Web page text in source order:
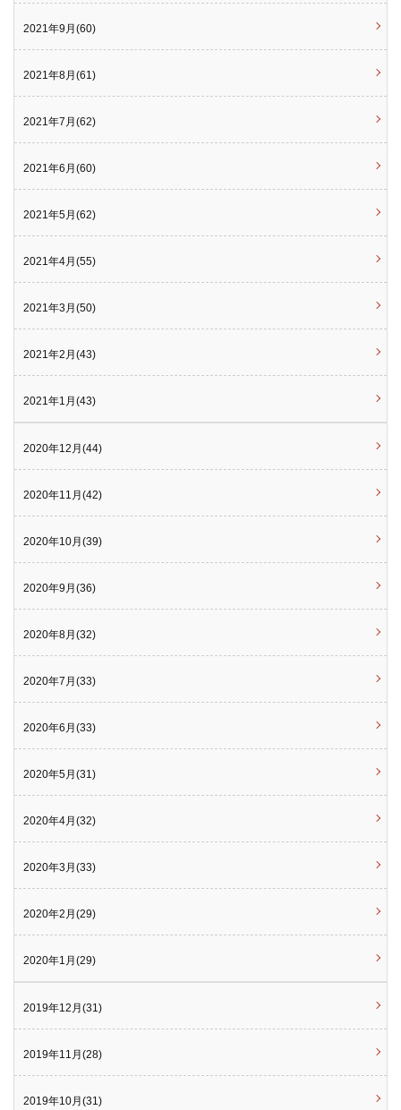
2021年9月(60)
2021年8月(61)
2021年7月(62)
2021年6月(60)
2021年5月(62)
2021年4月(55)
2021年3月(50)
2021年2月(43)
2021年1月(43)
2020年12月(44)
2020年11月(42)
2020年10月(39)
2020年9月(36)
2020年8月(32)
2020年7月(33)
2020年6月(33)
2020年5月(31)
2020年4月(32)
2020年3月(33)
2020年2月(29)
2020年1月(29)
2019年12月(31)
2019年11月(28)
2019年10月(31)